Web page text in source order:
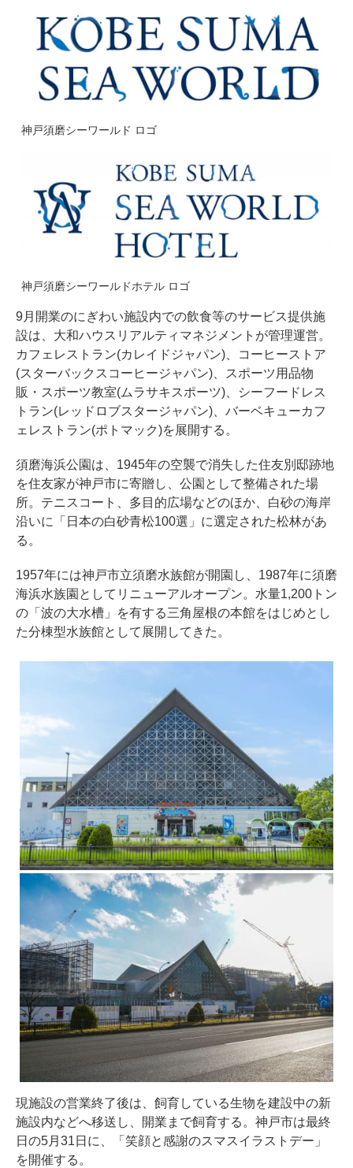
神戸須磨シーワールド ロゴ
神戸須磨シーワールドホテル ロゴ
9月開業のにぎわい施設内での飲食等のサービス提供施
設は、大和ハウスリアルティマネジメントが管理運営。
カフェレストラン(カレイドジャパン)、コーヒーストア
(スターバックスコーヒージャパン)、スポーツ用品物
販・スポーツ教室(ムラサキスポーツ)、シーフードレス
トラン(レッドロブスタージャパン)、バーベキューカフ
ェレストラン(ポトマック)を展開する。
須磨海浜公園は、1945年の空襲で消失した住友別邸跡地
を住友家が神戸市に寄贈し、公園として整備された場
所。テニスコート、多目的広場などのほか、白砂の海岸
沿いに「日本の白砂青松100選」に選定された松林があ
る。
1957年には神戸市立須磨水族館が開園し、1987年に須磨
海浜水族園としてリニューアルオープン。水量1,200トン
の「波の大水槽」を有する三角屋根の本館をはじめとし
た分棟型水族館として展開してきた。
現施設の営業終了後は、飼育している生物を建設中の新
施設内などへ移送し、開業まで飼育する。神戸市は最終
日の5月31日に、「笑顔と感謝のスマスイラストデー」
を開催する。